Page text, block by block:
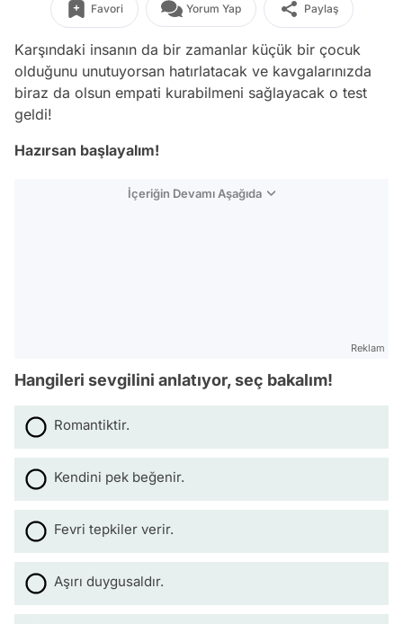
Favori Yorum Yap Paylaş
Karşındaki insanın da bir zamanlar küçük bir çocuk
olduğunu unutuyorsan hatırlatacak ve kavgalarınızda
biraz da olsun empati kurabilmeni sağlayacak o test
geldi!
Hazırsan başlayalım!
İçeriğin Devamı Aşağıda
Reklam
Hangileri sevgilini anlatıyor, seç bakalım!
Romantiktir.
Kendini pek beğenir.
Fevri tepkiler verir.
Aşırı duygusaldır.